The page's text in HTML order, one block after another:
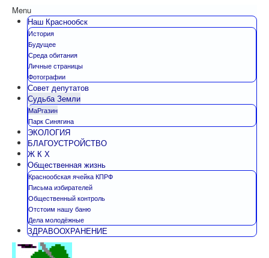
Menu
Наш Краснообск
История
Будущее
Среда обитания
Личные страницы
Фотографии
Совет депутатов
Судьба Земли
МаРгазин
Парк Синягина
ЭКОЛОГИЯ
БЛАГОУСТРОЙСТВО
Ж К Х
Общественная жизнь
Краснообская ячейка КПРФ
Письма избирателей
Общественный контроль
Отстоим нашу баню
Дела молодёжные
ЗДРАВООХРАНЕНИЕ